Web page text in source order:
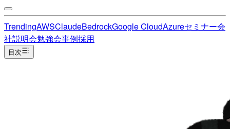
TrendingAWSClaudeBedrockGoogle CloudAzureセミナー会
社説明会勉強会事例採用
目次